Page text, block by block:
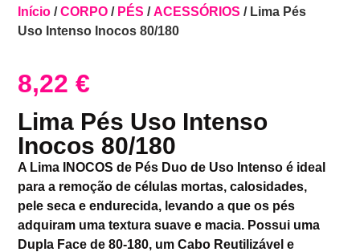
Início /CORPO / PÉS /ACESSÓRIOS / Lima Pés
Uso Intenso Inocos 80/180
8,22€
Lima Pés Uso Intenso
Inocos 80/180
A Lima INOCOS de Pés Duo de Uso Intenso é ideal
para a remoção de células mortas, calosidades,
pele seca e endurecida, levando a que os pés
adquiram uma textura suave e macia. Possui uma
Dupla Face de 80-180, um Cabo Reutilizável e